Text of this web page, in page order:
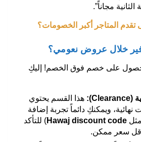
مجاناً”.
تقدم المتاجر أكبر الخصومات؟
خلال عروض نعومي؟
على خصم فوق الخصم! إليكِ
(Clearance):
هذا القسم يحتوي
ويمكنكِ دائماً تجربة إضافة
Hawaj discount code) للتأكد
سعر ممكن.